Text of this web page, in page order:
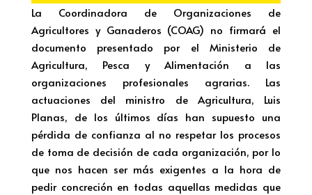
La Coordinadora de Organizaciones de
Agricultores y Ganaderos (COAG) no firmará el
documento presentado por el Ministerio de
Agricultura, Pesca y Alimentación a las
organizaciones profesionales agrarias. Las
actuaciones del ministro de Agricultura, Luis
Planas, de los últimos días han supuesto una
pérdida de confianza al no respetar los procesos
de toma de decisión de cada organización, por lo
que nos hacen ser más exigentes a la hora de
pedir concreción en todas aquellas medidas que